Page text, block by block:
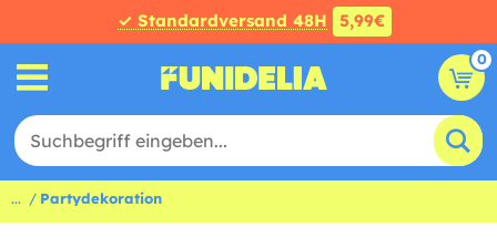
✓ Standardversand 48H 5,99€
0
... Partydekoration